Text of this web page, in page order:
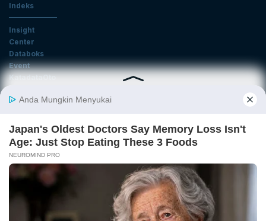
Indeks
Insight
Center
Databoks
Event
KatadataOto
Email
Daftar
Tentang Katadata Advertising Karier
Pedoman Media Siber